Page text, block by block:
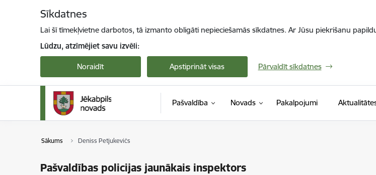
Sīkdatnes
Lai šī tīmekļvietne darbotos, tā izmanto obligāti nepieciešamās sīkdatnes. Ar Jūsu piekrišanu
Lūdzu, atzīmējiet savu izvēli:
Noraidīt Apstiprināt visas Pārvaldīt sīkdatnes
Pašvaldība Novads Pakalpojumi
Sākums Deniss Petjukevičs
Pašvaldības policijas jaunākais inspektors